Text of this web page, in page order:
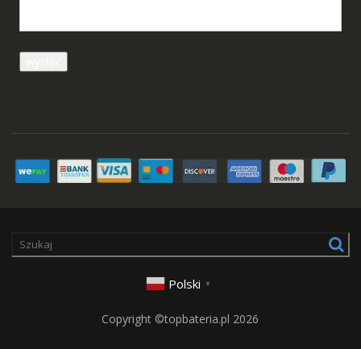
Polski ▼
Copyright ©topbateria.pl 2026